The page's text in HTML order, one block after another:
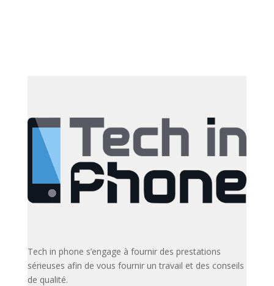
Tech in phone s’engage à fournir des prestations
sérieuses afin de vous fournir un travail et des conseils
de qualité.